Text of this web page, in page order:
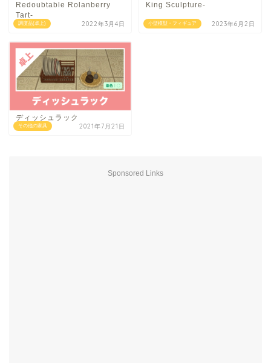
調度品(卓上)
Redoubtable Rolanberry
Tart-
2022年3月4日 小型模型・フィギュア
King Sculpture-
2023年6月2日
その他の家具
ディッシュラック
2021年7月21日
Sponsored Links